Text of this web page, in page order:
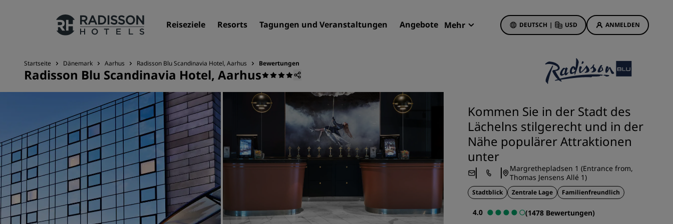
Reiseziele Resorts Tagungen und Veranstaltungen Angebote Mehr DEUTSCH | USD ANMELDEN
Unsere Marken
Marken von Radisson Hotels
Reiseziele
Resorts
Serviced Apartments
Flughafenhotels
Neue und geplante Hotels
Veranstaltungen
Entdecken Sie Radisson Meetings
Hotelangebote
Bonus für die erste Buchung
Deals of the Day
Im Voraus buchen
Reisevorschläge
Familienfreundliche Hotels
Startseite Dänemark Aarhus Radisson Blu Scandinavia Hotel, Aarhus Bewertungen
Radisson Blu Scandinavia Hotel, Aarhus
Kommen Sie in der Stadt des
Lächelns stilgerecht und in der
Nähe populärer Attraktionen
unter
Margrethepladsen 1 (Entrance from,
Thomas Jensens Allé 1)
Stadtblick Zentrale Lage Familienfreundlich
4.0
(1478 Bewertungen)